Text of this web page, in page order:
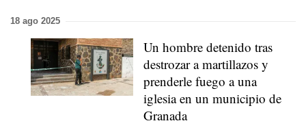
18 ago 2025
Un hombre detenido tras
destrozar a martillazos y
prenderle fuego a una
iglesia en un municipio de
Granada